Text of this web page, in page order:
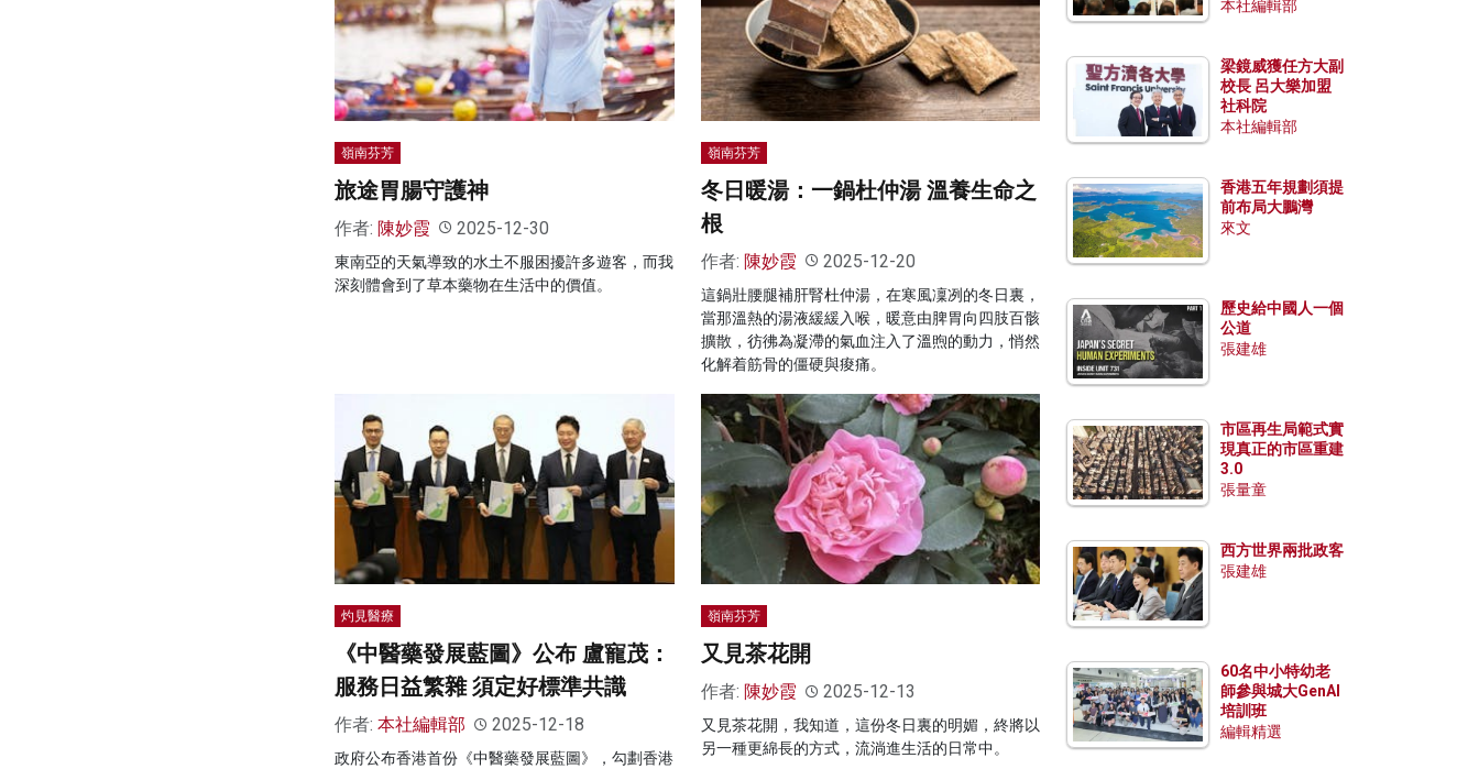
嶺南芬芳
旅途胃腸守護神
作者: 陳妙霞 2025-12-30
東南亞的天氣導致的水土不服困擾許多遊客，而我
深刻體會到了草本藥物在生活中的價值。
嶺南芬芳
冬日暖湯：一鍋杜仲湯 溫養生命之
根
作者: 陳妙霞 2025-12-20
這鍋壯腰腿補肝腎杜仲湯，在寒風凜冽的冬日裏，
當那溫熱的湯液緩緩入喉，暖意由脾胃向四肢百骸
擴散，彷彿為凝滯的氣血注入了溫煦的動力，悄然
化解着筋骨的僵硬與痠痛。
灼見醫療
《中醫藥發展藍圖》公布 盧寵茂：
服務日益繁雜 須定好標準共識
作者: 本社編輯部 2025-12-18
政府公布香港首份《中醫藥發展藍圖》，勾劃香港
嶺南芬芳
又見茶花開
作者: 陳妙霞 2025-12-13
又見茶花開，我知道，這份冬日裏的明媚，終將以
另一種更綿長的方式，流淌進生活的日常中。
包袱少
本社編輯部
梁鏡威獲任方大副
校長 呂大樂加盟
社科院
本社編輯部
香港五年規劃須提
前布局大鵬灣
來文
歷史給中國人一個
公道
張建雄
市區再生局範式實
現真正的市區重建
3.0
張量童
西方世界兩批政客
張建雄
60名中小特幼老
師參與城大GenAI
培訓班
編輯精選